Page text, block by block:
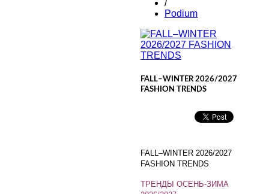
/
Podium
FALL–WINTER 2026/2027
FASHION TRENDS
FALL–WINTER 2026/2027
FASHION TRENDS
ТРЕНДЫ ОСЕНЬ-ЗИМА